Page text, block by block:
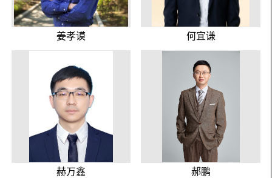
姜孝谟 何宜谦
赫万鑫 郝鹏